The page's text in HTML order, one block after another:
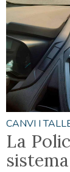
CANVI I
La